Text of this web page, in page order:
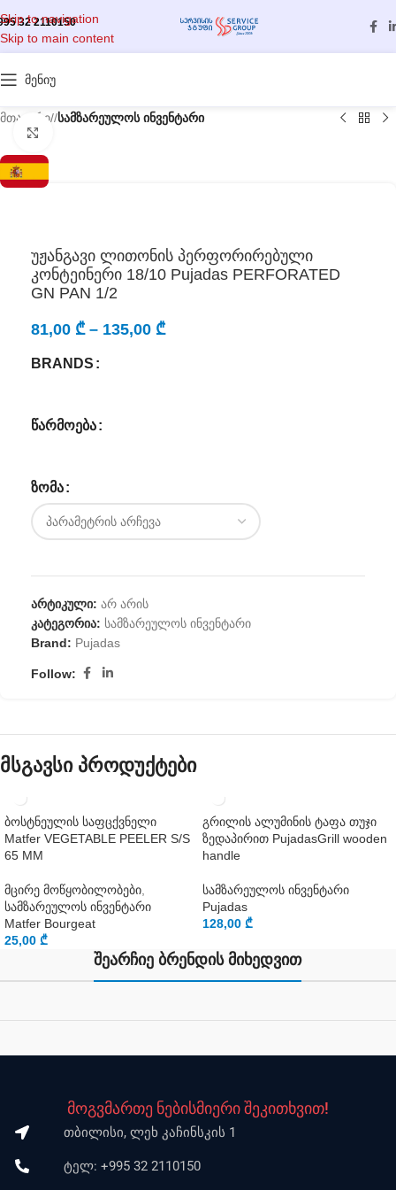
Skip to navigation
Skip to main content
32 2110150
მენიუ
მთავარი/ სამზარეულოს ინვენტარი
უჟანგავი ლითონის პერფორირებული
კონტეინერი 18/10 Pujadas PERFORATED
GN PAN 1/2
81,00 ₾ – 135,00 ₾
BRANDS
ᲬᲐᲠᲛᲝᲔᲑᲐ
ᲖᲝᲛᲐ
არტიკული: არ არის
კატეგორია: სამზარეულოს ინვენტარი
Brand: Pujadas
Follow:
მსგავსი პროდუქტები
ბოსტნეულის საფცქვნელი
Matfer VEGETABLE PEELER S/S
65 MM
მცირე მოწყობილობები
სამზარეულოს ინვენტარი
Matfer Bourgeat
25,00 ₾
გრილის ალუმინის ტაფა თუჯი
ზედაპირით PujadasGrill wooden
handle
სამზარეულოს ინვენტარი
Pujadas
128,00 ₾
შეარჩიე ბრენდის მიხედვით
მოგვმართე ნებისმიერი შეკითხვით!
თბილისი, ლეხ კაჩინსკის 1
ტელ: +995 32 2110150